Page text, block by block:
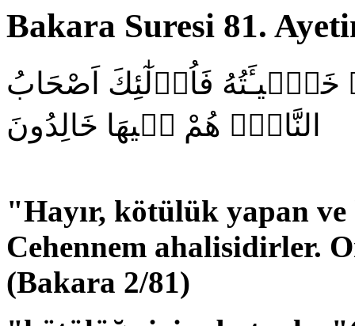
Bakara Suresi 81.
خَط۪ٓيـَٔتُهُ فَاُو۬لٰٓئِكَ اَصْحَابُ
النَّارِۚ هُمْ ف۪يهَا خَالِدُونَ
"Hayır, kötülük yapan
Cehennem ahalisidirler.
(Bakara 2/81)